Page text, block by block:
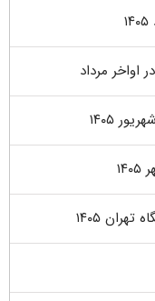
۱۴۰۵
۱۴۰۵